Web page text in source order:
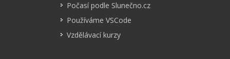
Počasí podle Slunečno.cz
Používáme VSCode
Vzdělávací kurzy